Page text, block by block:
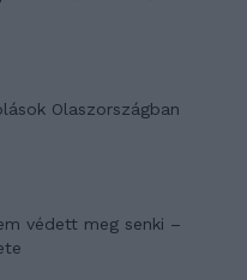
Olaszországban
védett meg senki –